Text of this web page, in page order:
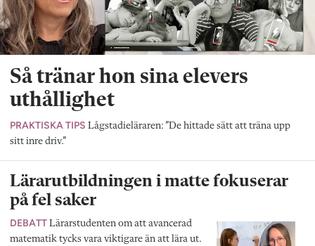
Så tränar hon sina elevers
uthållighet
PRAKTISKA TIPS Lågstadieläraren: ”De hittade sätt att träna upp
sitt inre driv.”
Lärarutbildningen i matte fokuserar
på fel saker
DEBATT Lärarstudenten om att avancerad
matematik tycks vara viktigare än att lära ut.